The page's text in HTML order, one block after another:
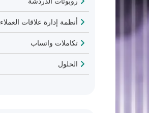
أنظمة إدارة علاقات العملاء
تكاملات واتساب
الحلول